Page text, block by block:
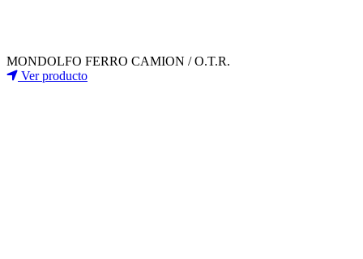
MONDOLFO FERRO CAMION / O.T.R.
Ver producto